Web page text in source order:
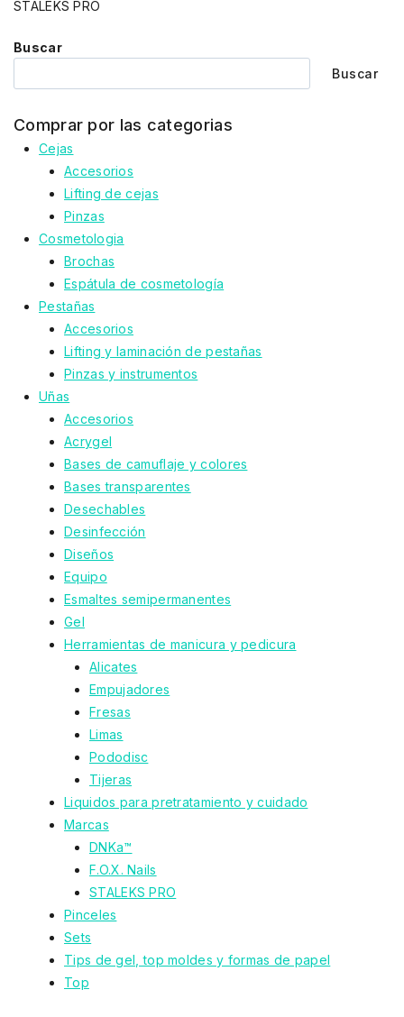
STALEKS PRO
Buscar
Buscar
Comprar por las categorias
Cejas
Accesorios
Lifting de cejas
Pinzas
Cosmetologia
Brochas
Espátula de cosmetología
Pestañas
Accesorios
Lifting y laminación de pestañas
Pinzas y instrumentos
Uñas
Accesorios
Acrygel
Bases de camuflaje y colores
Bases transparentes
Desechables
Desinfección
Diseños
Equipo
Esmaltes semipermanentes
Gel
Herramientas de manicura y pedicura
Alicates
Empujadores
Fresas
Limas
Pododisc
Tijeras
Liquidos para pretratamiento y cuidado
Marcas
DNKa™
F.O.X. Nails
STALEKS PRO
Pinceles
Sets
Tips de gel, top moldes y formas de papel
Top